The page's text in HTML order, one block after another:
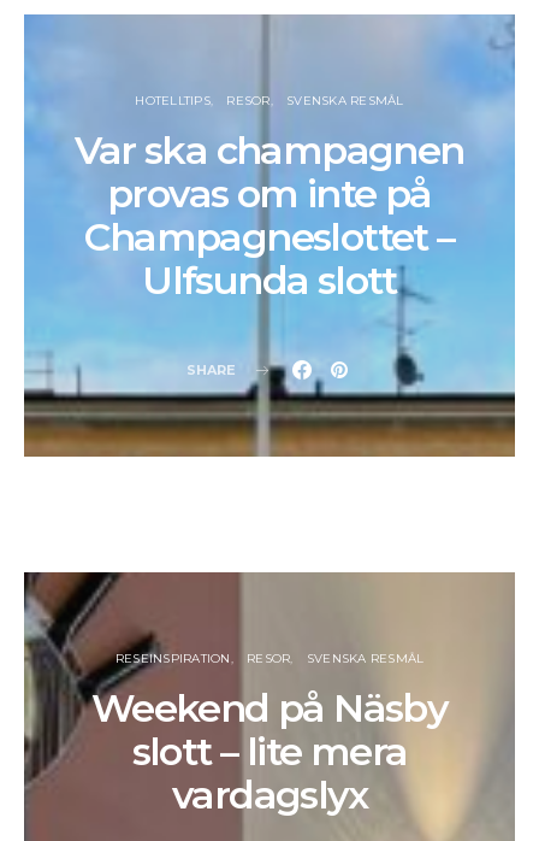
HOTELLTIPS RESOR SVENSKA RESMÅL
Var ska champagnen
provas om inte på
Champagneslottet –
Ulfsunda slott
SHARE
RESEINSPIRATION RESOR SVENSKA RESMÅL
Weekend på Näsby
slott – lite mera
vardagslyx